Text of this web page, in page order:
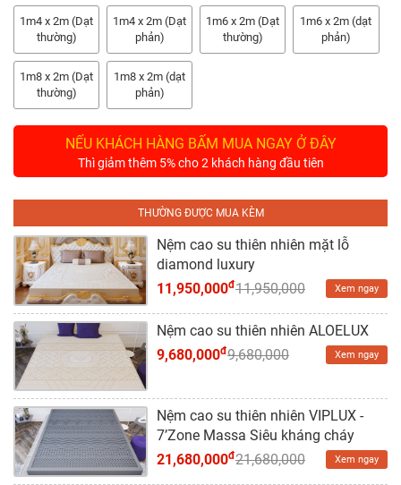
Sofa
Gỗ
Tủ
Rượu
Thờ
Nội
Thất
Văn
Phòng
Sản
Phẩm
Khác
Giới
Thiệu
Dự
1m4 x 2m (Dạt
thường)
1m4 x 2m (Dạt
phản)
1m6 x 2m (Dạt
thường)
1m6 x 2m (dạt
phản)
1m8 x 2m (Dạt
thường)
1m8 x 2m (dạt
phản)
NẾU KHÁCH HÀNG BẤM MUA NGAY Ở ĐÂY
Thì giảm thêm 5% cho 2 khách hàng đầu tiên
THƯỜNG ĐƯỢC MUA KÈM
Nệm cao su thiên nhiên mặt lỗ
diamond luxury
11,950,000đ11,950,000 Xem ngay
Nệm cao su thiên nhiên ALOELUX
9,680,000đ9,680,000 Xem ngay
Nệm cao su thiên nhiên VIPLUX -
7’Zone Massa Siêu kháng cháy
21,680,000đ21,680,000 Xem ngay